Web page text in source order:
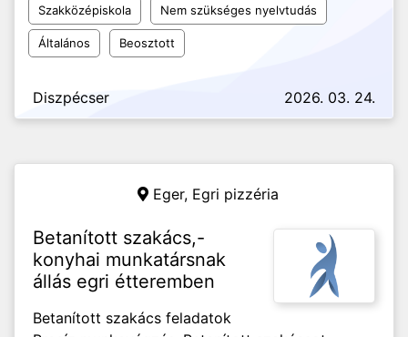
Szakközépiskola Nem szükséges nyelvtudás
Általános Beosztott
Diszpécser 2026. 03. 24.
Eger, Egri pizzéria
Betanított szakács,-
konyhai munkatársnak
állás egri étteremben
Betanított szakács feladatok